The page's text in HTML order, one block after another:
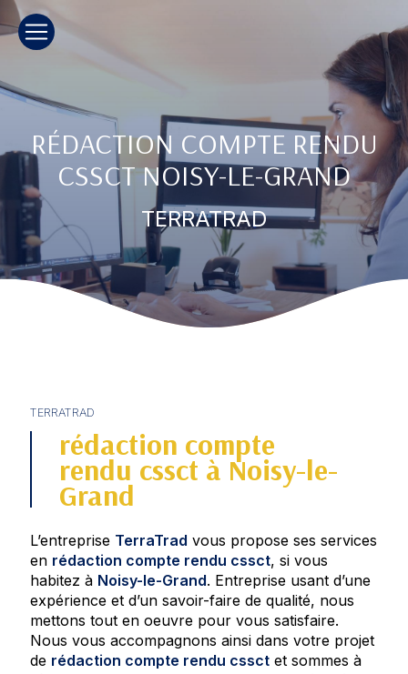
RÉDACTION COMPTE RENDU
CSSCT NOISY-LE-GRAND
TERRATRAD
TERRATRAD
rédaction compte
rendu cssct à Noisy-le-
Grand
L’entreprise TerraTrad vous propose ses services
en rédaction compte rendu cssct, si vous
habitez à Noisy-le-Grand. Entreprise usant d’une
expérience et d’un savoir-faire de qualité, nous
mettons tout en oeuvre pour vous satisfaire.
Nous vous accompagnons ainsi dans votre projet
de rédaction compte rendu cssctet sommes à
Panneau de gestion des cookies